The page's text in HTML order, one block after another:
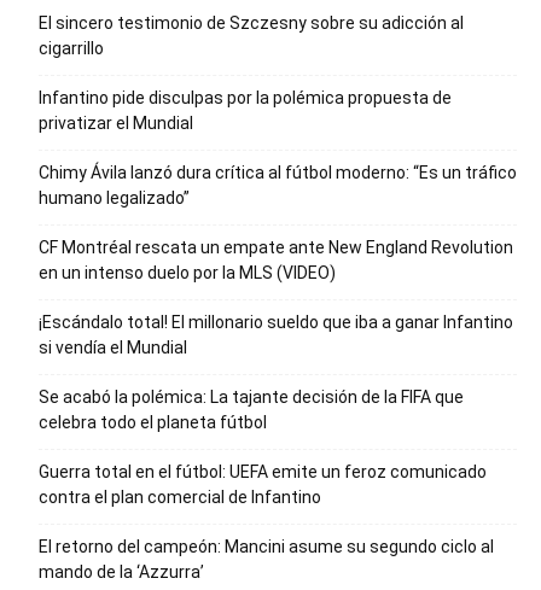
El sincero testimonio de Szczesny sobre su adicción al
cigarrillo
Infantino pide disculpas por la polémica propuesta de
privatizar el Mundial
Chimy Ávila lanzó dura crítica al fútbol moderno: “Es un tráfico
humano legalizado”
CF Montréal rescata un empate ante New England Revolution
en un intenso duelo por la MLS (VIDEO)
¡Escándalo total! El millonario sueldo que iba a ganar Infantino
si vendía el Mundial
Se acabó la polémica: La tajante decisión de la FIFA que
celebra todo el planeta fútbol
Guerra total en el fútbol: UEFA emite un feroz comunicado
contra el plan comercial de Infantino
El retorno del campeón: Mancini asume su segundo ciclo al
mando de la ‘Azzurra’